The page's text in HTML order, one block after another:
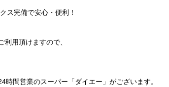
ス完備で安心・便利！
利用頂けますので、
間営業のスーパー「ダイエー」がございます。